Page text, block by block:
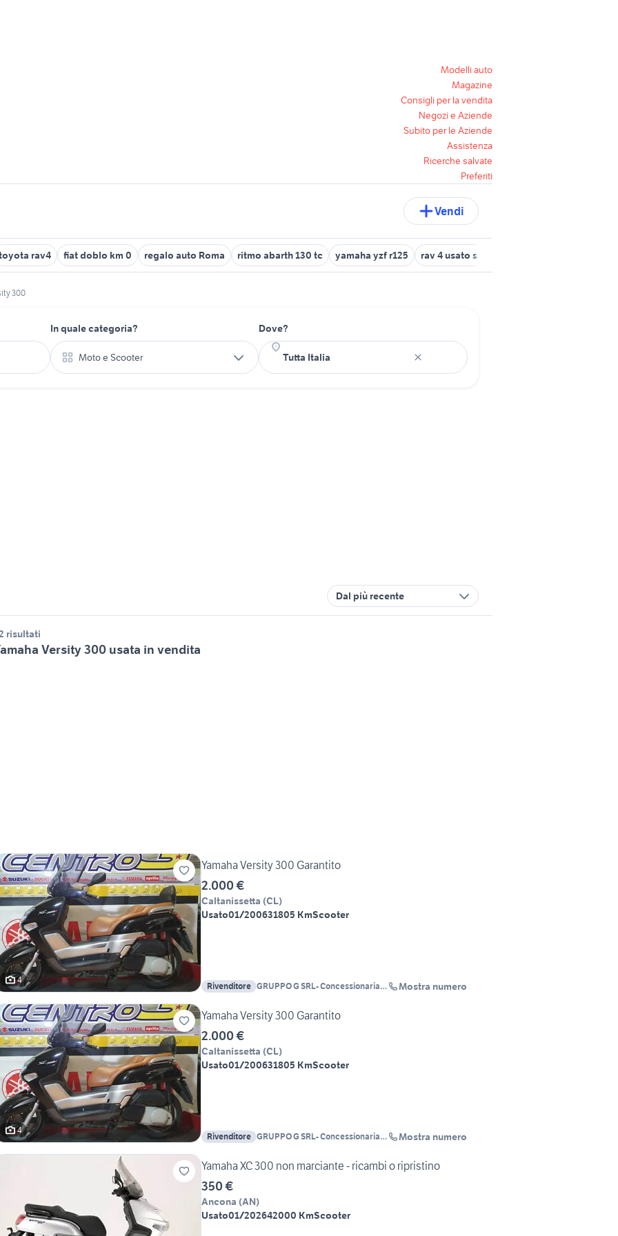
Modelli auto
Magazine
Consigli per la vendita
Negozi e Aziende
Subito per le Aziende
Assistenza
Ricerche salvate
Preferiti
Vendi
rav4 fiat doblo km 0 regalo auto Roma ritmo abarth 130 tc yamaha yzf r125 rav 4 usato sardegna
300
In quale categoria?
Moto e Scooter
Dove?
Dal più recente
risultati
Versity 300 usata in vendita
4
Yamaha Versity 300 Garantito
2.000 €
Caltanissetta (CL)
Usato01/200631805 KmScooter
Rivenditore GRUPPO G SRL- Concessionaria
Mostra numero
4
Yamaha Versity 300 Garantito
2.000 €
Caltanissetta (CL)
Usato01/200631805 KmScooter
Rivenditore GRUPPO G SRL- Concessionaria
Mostra numero
Yamaha XC 300 non marciante - ricambi o ripristino
350 €
Ancona (AN)
Usato01/202642000 KmScooter